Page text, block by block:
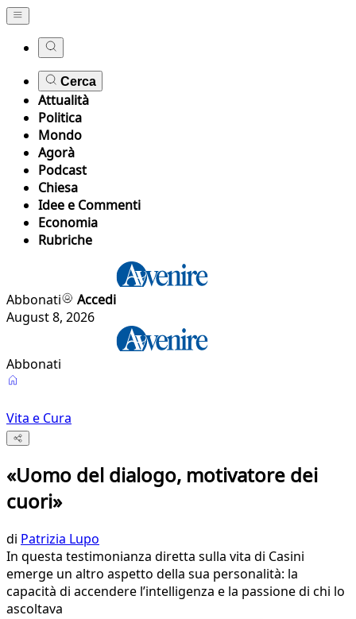
Cerca
Attualità
Politica
Mondo
Agorà
Podcast
Chiesa
Idee e Commenti
Economia
Rubriche
Abbonati
Accedi
August 8, 2026
Abbonati
Vita e Cura
«Uomo del dialogo, motivatore dei
cuori»
di Patrizia Lupo
In questa testimonianza diretta sulla vita di Casini
emerge un altro aspetto della sua personalità: la
capacità di accendere l’intelligenza e la passione di chi lo
ascoltava